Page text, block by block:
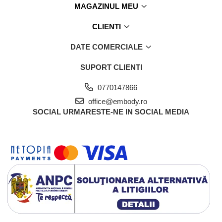
inalbitorii, suprafetele foarte aspre.
MAGAZINUL MEU
CLIENTI
DATE COMERCIALE
SUPORT CLIENTI
0770147866
office@embody.ro
SOCIAL URMARESTE-NE IN SOCIAL MEDIA